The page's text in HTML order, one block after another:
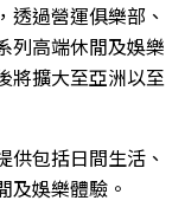
透過營運俱樂部、
列高端休閒及娛樂
將擴大至亞洲以至
供包括日間生活、
及娛樂體驗。